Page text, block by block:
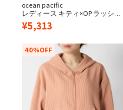
ocean pacific
レディース キティ×OP ラッシュ
パーカー
¥5,313
40%OFF